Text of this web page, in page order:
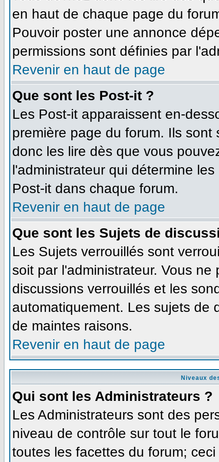
en haut de chaque page du
Pouvoir poster une annonce
permissions sont définies par
Revenir en haut de page
Que sont les Post-it ?
Les Post-it apparaissent en-
première page du forum. Ils
donc les lire dès que vous
l'administrateur qui détermine
Post-it dans chaque forum.
Revenir en haut de page
Que sont les Sujets de
Les Sujets verrouillés sont
soit par l'administrateur. Vous
discussions verrouillés et les
automatiquement. Les sujets de
de maintes raisons.
Revenir en haut de page
Niveaux
Qui sont les Administrateurs ?
Les Administrateurs sont des
niveau de contrôle sur tout le
toutes les facettes du forum;